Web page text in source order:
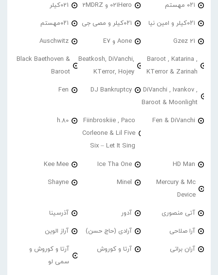
۰۲۱ مهستم 021Hero و 2MDRZ 021کیلر
۰۲۱کیلر و امین نیا ۰۲۱کیلر و مصی جی ۰۲۱مهستم
21 Gzez Aone و E7 Auschwitz
Baroot , Katarina ,
KTerror & Zarinah
Beatkosh, DiVanchi,
KTerror, Hojey
Black Baethoven &
Baroot
DiVanchi , Ivankov ,
Baroot & Moonlight
DJ Bankruptcy
Fen
Fen & DiVanchi
Fiinbroskiie , Paco
Corleone & Lil Five
Six – Let It Sing
h.80
HD Man
Ice Tha One
Kee Mee
Mercury & Mc
Device
Minel
Shayne
آتی منصوری آدور آذرسینا
آرا صلاحی آرادی (حاج حسن) آراز الوین
آران براتی آرتا و کوروش
آرتا و کوروش و
سمی لو